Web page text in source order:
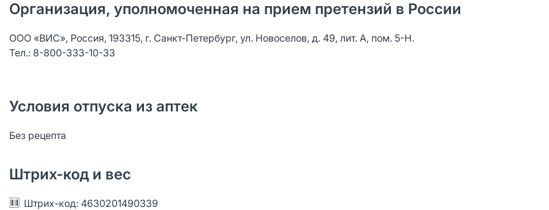
Организация, уполномоченная на прием претензий в России
ООО «ВИС», Россия, 193315, г. Санкт-Петербург, ул. Новоселов, д. 49, лит. А, пом. 5-Н.
Тел.: 8-800-333-10-33
Условия отпуска из аптек
Без рецепта
Штрих-код и вес
Штрих-код: 4630201490339